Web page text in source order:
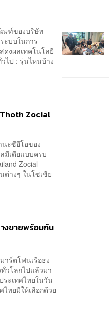
ฑ์ของบริษัท
ะบบในการ
ดงผลเทคโนโลยี
ไป : รุ่นไหนบ้าง
Thoth Zocial
ะซีอีโอของ
มีเดียแบบครบ
Zocial
ต่างๆ ในโซเชีย
งขายพร้อมกัน
าร์ตโฟนเรือธง
ทั่วโลกไปแล้วมา
ะเทศไทยในวัน
ทยมีให้เลือกด้วย